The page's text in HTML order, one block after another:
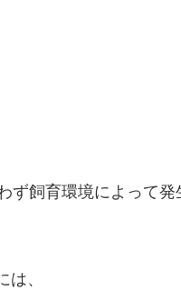
ず飼育環境によって
、